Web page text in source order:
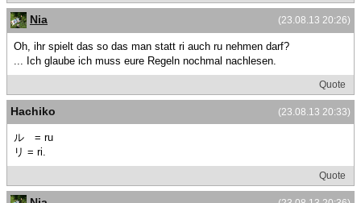
(23.08.13 20:26)
Nia
Oh, ihr spielt das so das man statt ri auch ru nehmen darf?
... Ich glaube ich muss eure Regeln nochmal nachlesen.
Quote
(23.08.13 20:33)
Hachiko
ル = ru
リ = ri.
Quote